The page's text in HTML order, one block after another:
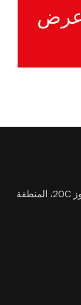
أوتو إكسبرت ورش، مستودع #S2، شارع القوز 20C، المنطقة